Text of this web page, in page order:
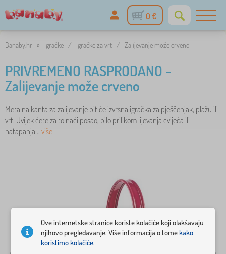
0 €
Banaby.hr » Igračke / Igračke za vrt / Zalijevanje može crveno
PRIVREMENO RASPRODANO -
Zalijevanje može crveno
Metalna kanta za zalijevanje bit će izvrsna igračka za pješčenjak, plažu ili
vrt. Uvijek ćete za to naći posao, bilo prilikom lijevanja cvijeća ili
natapanja .. više
Ove internetske stranice koriste kolačiće koji olakšavaju
njihovo pregledavanje. Više informacija o tomekako
koristimo kolačiće.